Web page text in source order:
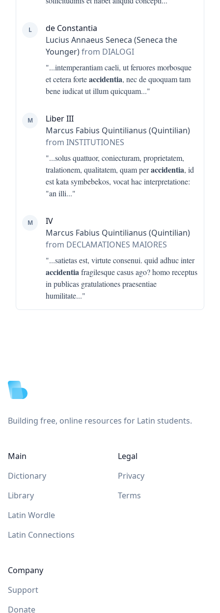
L
de Constantia
Lucius Annaeus Seneca (Seneca the
Younger)from DIALOGI
"...intemperantiam caeli, ut feruores morbosque
et cetera forteaccidentia, nec de quoquam tam
bene iudicat ut illum quicquam..."
M
Liber III
Marcus Fabius Quintilianus (Quintilian)
from INSTITUTIONES
"...solus quattuor, coniecturam, proprietatem,
tralationem, qualitatem, quam peraccidentia, id
est kata symbebekos, vocat hac interpretatione:
"an illi..."
M
IV
Marcus Fabius Quintilianus (Quintilian)
from DECLAMATIONES MAIORES
"...satietas est, virtute consenui. quid adhuc inter
accidentia fragilesque casus ago? homo receptus
in publicas gratulationes praesentiae
humilitate..."
Building free, online resources for Latin students.
Main
Dictionary
Library
Latin Wordle
Latin Connections
Company
Support
Donate
Legal
Privacy
Terms